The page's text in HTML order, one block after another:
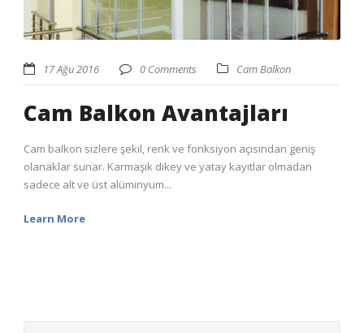
17 Ağu 2016 0 Comments Cam Balkon
Cam Balkon Avantajları
Cam balkon sizlere şekil, renk ve fonksiyon açısından geniş
olanaklar sunar. Karmaşık dikey ve yatay kayıtlar olmadan
sadece alt ve üst alüminyum...
Learn More